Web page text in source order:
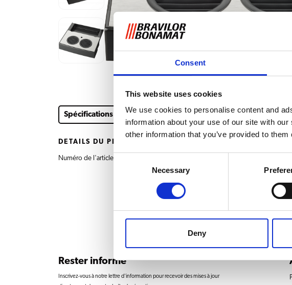
Consent
This website uses cookies
We use cookies to personalise content and
information about your use of our site with
other information that you’ve provided to
Consent
Necessary
Deny
Spécifications
DÉTAILS DU PRODUIT
Numéro de l'article
Rester informé
Inscrivez-vous à notre lettre d'information pour recevoir des mises à jour